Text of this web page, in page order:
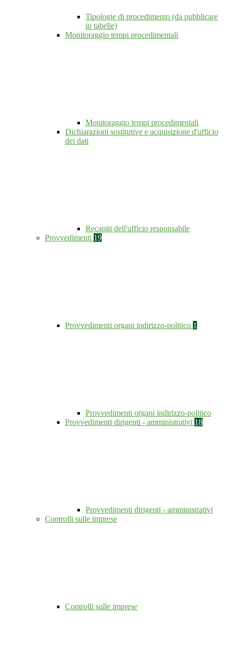
Tipologie di procedimento (da pubblicare
in tabelle)
Monitoraggio tempi procedimentali
Monitoraggio tempi procedimentali
Dichiarazioni sostitutive e acquisizione d'ufficio
dei dati
Recapiti dell'ufficio responsabile
Provvedimenti 19
Provvedimenti organi indirizzo-politico 1
Provvedimenti organi indirizzo-politico
Provvedimenti dirigenti - amministrativi 18
Provvedimenti dirigenti - amministrativi
Controlli sulle imprese
Controlli sulle imprese